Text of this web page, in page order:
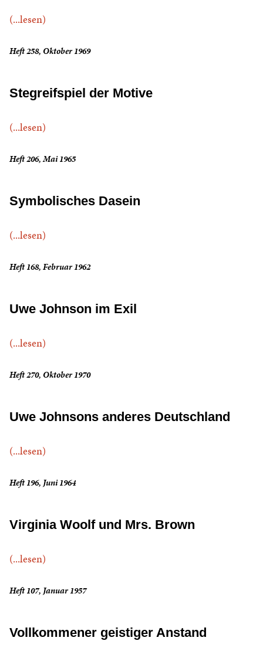
(...lesen)
Heft 258, Oktober 1969
Stegreifspiel der Motive
(...lesen)
Heft 206, Mai 1965
Symbolisches Dasein
(...lesen)
Heft 168, Februar 1962
Uwe Johnson im Exil
(...lesen)
Heft 270, Oktober 1970
Uwe Johnsons anderes Deutschland
(...lesen)
Heft 196, Juni 1964
Virginia Woolf und Mrs. Brown
(...lesen)
Heft 107, Januar 1957
Vollkommener geistiger Anstand